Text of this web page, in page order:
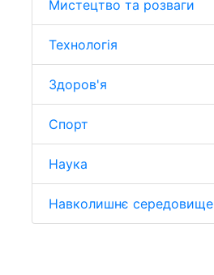
Мистецтво та розваги
Технологія
Здоров'я
Спорт
Наука
Навколишнє середовище